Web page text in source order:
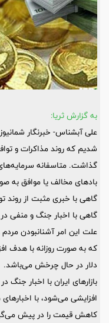
به گزارش ثریا:
علی آبشناس- خبرنگار
شدیم که روند مذاکرات و
گذاشت. متاسفانه
بادهای مخالف یا موافق به
گاهی با خبری مثبت از
گاهی با اخبار جنگ و منفی
علت این امر آشنانبودن
که به صورت روزانه با هدف
دلار در حال چرخش می‌باشد.
بازارهای ایران با اخبار جنگ
افزایشی می‌شود، با
کاهش قیمت را در پیش